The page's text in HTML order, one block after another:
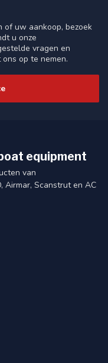
of uw aankoop, bezoek
u onze
vragen en
op te nemen.
equipment
van
Airmar, Scanstrut en AC